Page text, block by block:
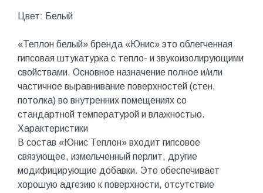
Цвет: Белый
«Теплон белый» бренда «Юнис» это облегченная
гипсовая штукатурка с тепло- и звукоизолирующими
свойствами. Основное назначение полное и/или
частичное выравнивание поверхностей (стен,
потолка) во внутренних помещениях со
стандартной температурой и влажностью.
Характеристики
В состав «Юнис Теплон» входит гипсовое
связующее, измельченный перлит, другие
модифицирующие добавки. Это обеспечивает
хорошую адгезию к поверхности, отсутствие